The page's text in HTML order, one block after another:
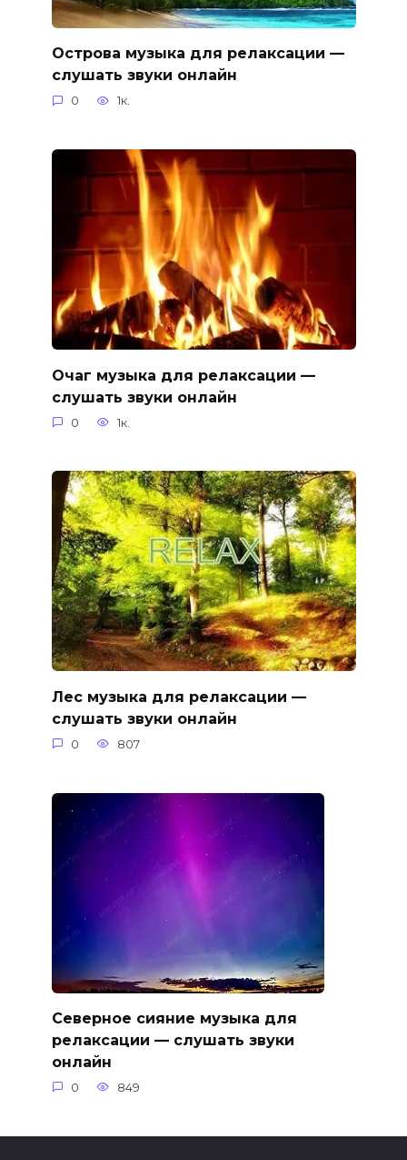
Острова музыка для релаксации —
слушать звуки онлайн
0 1к.
Очаг музыка для релаксации —
слушать звуки онлайн
0 1к.
Лес музыка для релаксации —
слушать звуки онлайн
0 807
Северное сияние музыка для
релаксации — слушать звуки
онлайн
0 849